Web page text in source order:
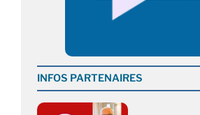
INFOS PARTENAIRES